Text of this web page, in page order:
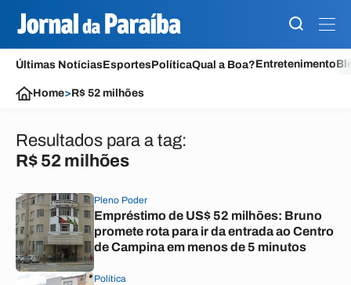
Últimas NotíciasEsportesPolíticaQual a Boa?Entretenimento
Home>R$ 52 milhões
Resultados para a tag:
R$ 52 milhões
Pleno Poder
Empréstimo de US$ 52 milhões: Bruno
promete rota para ir da entrada ao Centro
de Campina em menos de 5 minutos
Política